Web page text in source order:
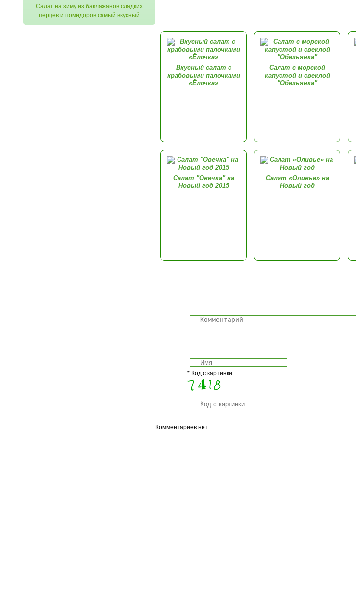
Вкусный салат с
крабовыми палочками
«Ёлочка»
Салат с морской
капустой и свеклой
"Обезьянка"
Салат "Овечка" на
Новый год 2015
Салат «Оливье» на
Новый год
* Код с картинки:
Комментариев нет..
Cалат на зиму из баклажанов сладких
перцев и помидоров самый вкусный